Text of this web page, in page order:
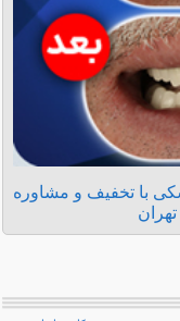
با تخفیف و مشاوره